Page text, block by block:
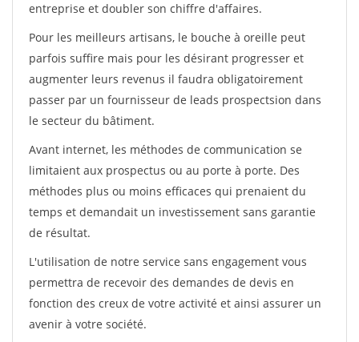
entreprise et doubler son chiffre d'affaires.
Pour les meilleurs artisans, le bouche à oreille peut
parfois suffire mais pour les désirant progresser et
augmenter leurs revenus il faudra obligatoirement
passer par un fournisseur de leads prospectsion dans
le secteur du bâtiment.
Avant internet, les méthodes de communication se
limitaient aux prospectus ou au porte à porte. Des
méthodes plus ou moins efficaces qui prenaient du
temps et demandait un investissement sans garantie
de résultat.
L'utilisation de notre service sans engagement vous
permettra de recevoir des demandes de devis en
fonction des creux de votre activité et ainsi assurer un
avenir à votre société.